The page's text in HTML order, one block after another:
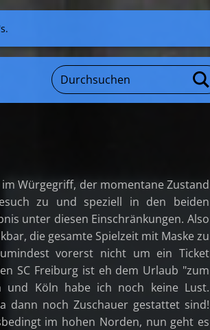
Würgegriff, der momentane Zustand
zu und speziell in den beiden
unter diesen Einschränkungen. Also
die gesamte Spielzeit mit Maske zu
vorerst nicht um ein Ticket
SC Freiburg ist eh dem Urlaub "zum
und Köln habe ich noch keine Lust.
dann noch Zuschauer gestattet sind!
im hohen Norden, nun geht es